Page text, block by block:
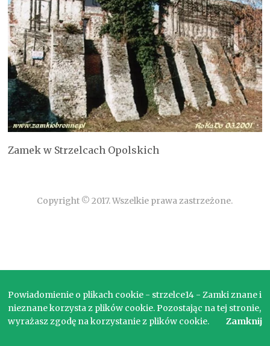
Zamek w Strzelcach Opolskich
Copyright © 2017. Wszelkie prawa zastrzeżone.
Powiadomienie o plikach cookie - strzelce14 - Zamki znane i
nieznane korzysta z plików cookie. Pozostając na tej stronie,
wyrażasz zgodę na korzystanie z plików cookie.
Zamknij